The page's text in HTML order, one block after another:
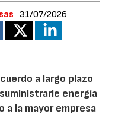
31/07/2026
a largo plazo
energía
a la mayor empresa